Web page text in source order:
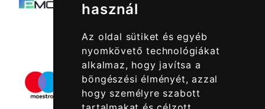
használ
Az oldal sütiket és egyéb
nyomkövető technológiákat
alkalmaz, hogy javítsa a
böngészési élményét, azzal
hogy személyre szabott